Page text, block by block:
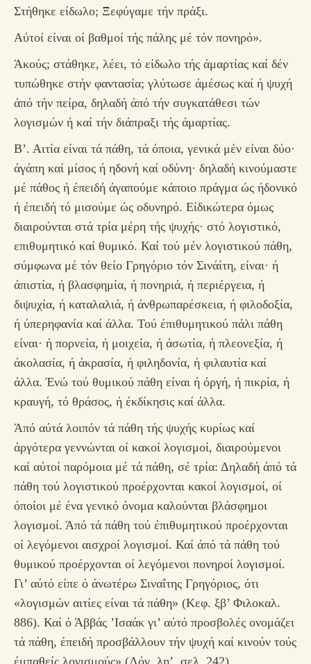
Στήθηκε είδωλο; Ξεφύγαμε τήν πράξι.
Αύτοί είναι οί βαθμοί τής πάλης μέ τόν πονηρό».
Άκούς; στάθηκε, λέει, τό είδωλο τής άμαρτίας καί δέν
τυπώθηκε στήν φαντασία; γλύτωσε άμέσως καί ή ψυχή
άπό τήν πείρα, δηλαδή άπό τήν συγκατάθεσι τών
λογισμών ή καί τήν διάπραξι τής άμαρτίας.
Β’. Αιτία είναι τά πάθη, τά όποια, γενικά μέν είναι δύο·
άγάπη καί μίσος ή ηδονή καί οδύνη· δηλαδή κινούμαστε
μέ πάθος ή έπειδή άγαπούμε κάποιο πράγμα ώς ήδονικό
ή έπειδή τό μισούμε ώς οδυνηρό. Είδικώτερα όμως
διαιρούνται στά τρία μέρη τής ψυχής· στό λογιστικό,
επιθυμητικό καί θυμικό. Καί τού μέν λογιστικού πάθη,
σύμφωνα μέ τόν θείο Γρηγόριο τόν Σινάίτη, είναι· ή
άπιστία, ή βλασφημία, ή πονηριά, ή περιέργεια, ή
διψυχία, ή καταλαλιά, ή άνθρωπαρέσκεια, ή φιλοδοξία,
ή ύπερηφανία καί άλλα. Τού έπιθυμητικού πάλι πάθη
είναι· ή πορνεία, ή μοιχεία, ή άσωτία, ή πλεονεξία, ή
άκολασία, ή άκρασία, ή φιληδονία, ή φιλαυτία καί
άλλα. Ένώ τού θυμικού πάθη είναι ή όργή, ή πικρία, ή
κραυγή, τό θράσος, ή έκδίκησις καί άλλα.
Άπό αύτά λοιπόν τά πάθη τής ψυχής κυρίως καί
άργότερα γεννώνται οί κακοί λογισμοί, διαιρούμενοι
καί αύτοί παρόμοια μέ τά πάθη, σέ τρία: Δηλαδή άπό τά
πάθη τού λογιστικού προέρχονται κακοί λογισμοί, οί
όποίοι μέ ένα γενικό όνομα καλούνται βλάσφημοι
λογισμοί. Άπό τά πάθη τού έπιθυμητικού προέρχονται
οί λεγόμενοι αισχροί λογισμοί. Καί άπό τά πάθη τού
θυμικού προέρχονται οί λεγόμενοι πονηροί λογισμοί.
Γι’ αύτό είπε ό άνωτέρω Σιναΐτης Γρηγόριος, ότι
«λογισμών αιτίες είναι τά πάθη» (Κεφ. ξβ’ Φιλοκαλ.
886). Καί ό Άββάς ’Ισαάκ γι’ αύτό προσβολές ονομάζει
τά πάθη, έπειδή προσβάλλουν τήν ψυχή καί κινούν τούς
έμπαθείς λογισμούς» (Λόγ. λη’, σελ. 242).